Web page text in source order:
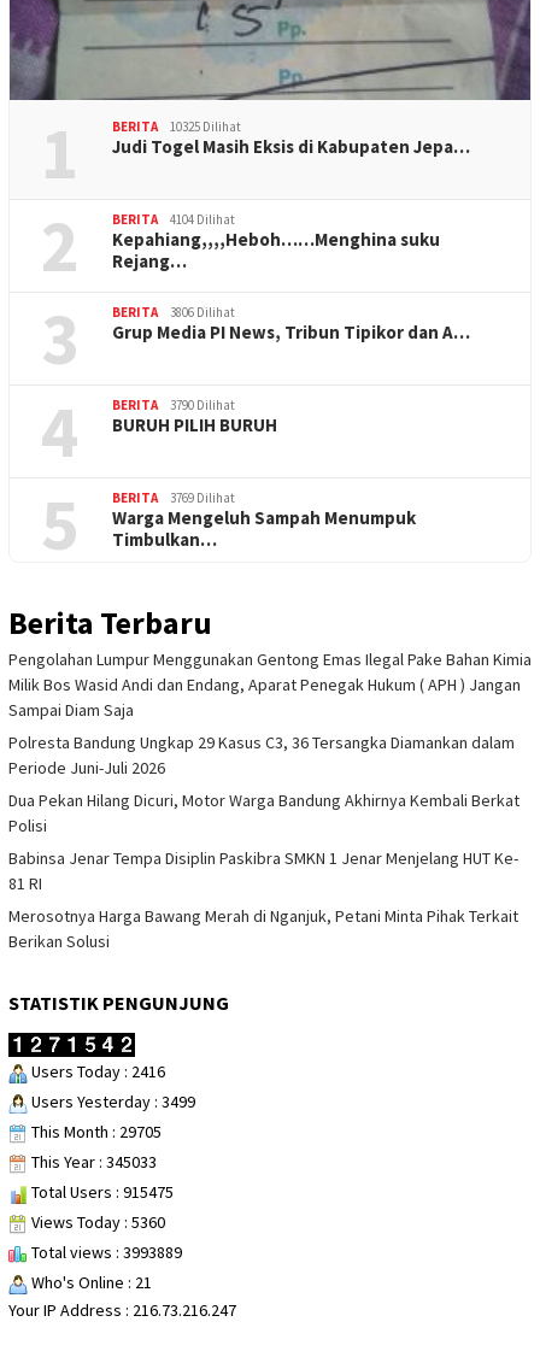
1 BERITA 10325 Dilihat
Judi Togel Masih Eksis di Kabupaten Jepa…
2 BERITA 4104 Dilihat
Kepahiang,,,,Heboh……Menghina suku
Rejang…
3 BERITA 3806 Dilihat
Grup Media PI News, Tribun Tipikor dan A…
4 BERITA 3790 Dilihat
BURUH PILIH BURUH
5 BERITA 3769 Dilihat
Warga Mengeluh Sampah Menumpuk
Timbulkan…
Berita Terbaru
Pengolahan Lumpur Menggunakan Gentong Emas Ilegal Pake Bahan Kimia
Milik Bos Wasid Andi dan Endang, Aparat Penegak Hukum ( APH ) Jangan
Sampai Diam Saja
Polresta Bandung Ungkap 29 Kasus C3, 36 Tersangka Diamankan dalam
Periode Juni-Juli 2026
Dua Pekan Hilang Dicuri, Motor Warga Bandung Akhirnya Kembali Berkat
Polisi
Babinsa Jenar Tempa Disiplin Paskibra SMKN 1 Jenar Menjelang HUT Ke-
81 RI
Merosotnya Harga Bawang Merah di Nganjuk, Petani Minta Pihak Terkait
Berikan Solusi
STATISTIK PENGUNJUNG
Users Today : 2416
Users Yesterday : 3499
This Month : 29705
This Year : 345033
Total Users : 915475
Views Today : 5360
Total views : 3993889
Who's Online : 21
Your IP Address : 216.73.216.247